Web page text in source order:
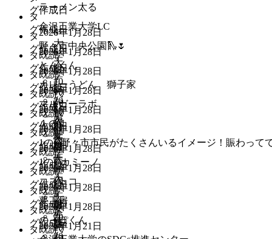
グ
#
大
学
生
#
10
代
#
男
性
作成日
2026年1月28日
既読
タ
グ
#
大
学
生
#
10
代
#
男
性
ラーメン太る
作成日
2026年1月28日
既読
タ
グ
#
10
代
#
男
性
金沢工業大学LC
作成日
2026年1月28日
既読
タ
グ
#
20
代
#
女
性
野々市中央公園🛝🌷
作成日
2026年1月28日
既読
タ
グ
#
大
学
生
#
20
代
#
男
性
とんくん
作成日
2026年1月28日
既読
タ
グ
#
大
学
生
カレーうどん 獅子家
作成日
2026年1月28日
既読
タ
グ
#
大
学
生
#
女
性
マルガーラボ
作成日
2026年1月28日
既読
タ
グ
#
大
学
生
#
20
１の１
作成日
2026年1月28日
既読
タ
グ
#
大
学
生
#
1の1 野々市市民がたくさんいるイメージ！賑わって
作成日
2026年1月28日
既読
タ
グ
#
20
代
1の1 カミーノ
作成日
2026年1月28日
既読
タ
グ
#
20
コストコ
作成日
2026年1月21日
タ
グ
夢工房
作成日
タ
のっぽくん